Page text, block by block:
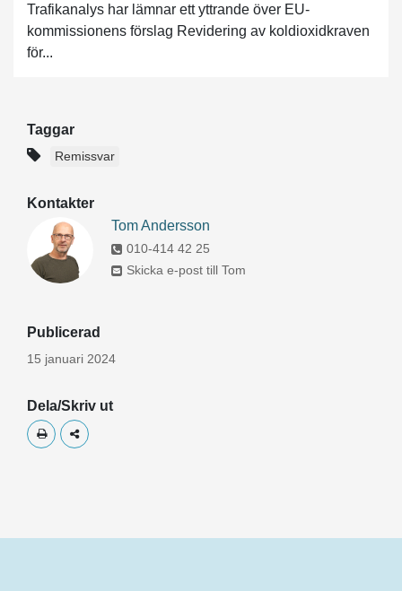
Trafikanalys har lämnar ett yttrande över EU-
kommissionens förslag Revidering av koldioxidkraven
för...
Taggar
Remissvar
Kontakter
Tom Andersson
010-414 42 25
Skicka e-post till Tom
Publicerad
15 januari 2024
Dela/Skriv ut
Skriv utDela